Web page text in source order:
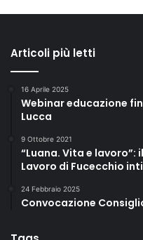
Articoli più letti
16 Aprile 2025
Webinar educazione
Lucca
9 Ottobre 2021
“Luana. Vita e
Lavoro di Fucecchio
24 Febbraio 2025
Convocazione